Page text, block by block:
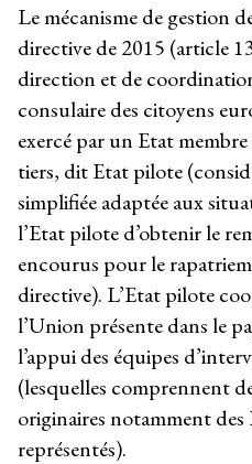
Le mécanisme de gestion
directive de 2015 (article
direction et de
consulaire des citoyens
exercé par un Etat
tiers, dit Etat pilote
simplifiée adaptée aux
l’Etat pilote d’obtenir le
encourus pour le
directive). L’Etat pilote
l’Union présente dans le
l’appui des équipes
(lesquelles comprennent
originaires notamment des
représentés).